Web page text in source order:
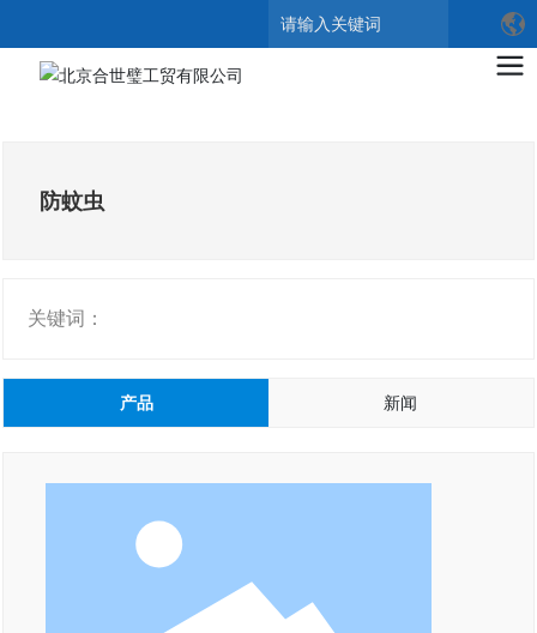
搜索
防蚊虫
关键词：
产品 新闻